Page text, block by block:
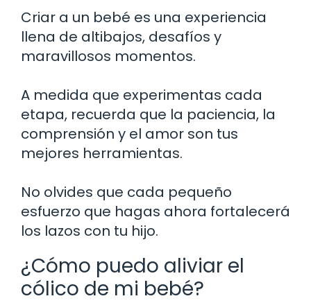
Criar a un bebé es una experiencia
llena de altibajos, desafíos y
maravillosos momentos.
A medida que experimentas cada
etapa, recuerda que la paciencia, la
comprensión y el amor son tus
mejores herramientas.
No olvides que cada pequeño
esfuerzo que hagas ahora fortalecerá
los lazos con tu hijo.
¿Cómo puedo aliviar el
cólico de mi bebé?